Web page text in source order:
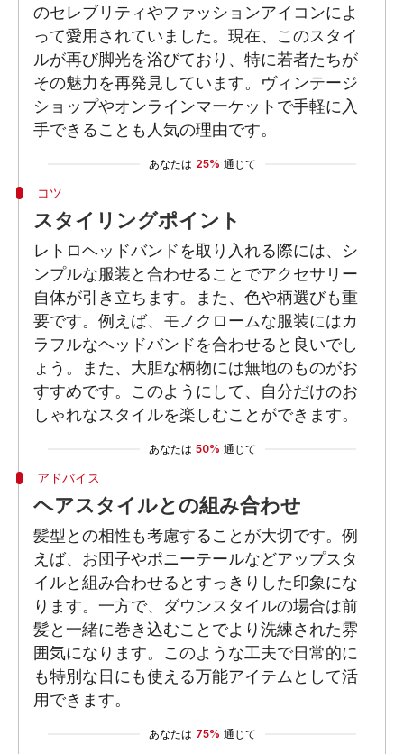
のセレブリティやファッションアイコンによ
って愛用されていました。現在、このスタイ
ルが再び脚光を浴びており、特に若者たちが
その魅力を再発見しています。ヴィンテージ
ショップやオンラインマーケットで手軽に入
手できることも人気の理由です。
あなたは 25% 通じて
コツ
スタイリングポイント
レトロヘッドバンドを取り入れる際には、シ
ンプルな服装と合わせることでアクセサリー
自体が引き立ちます。また、色や柄選びも重
要です。例えば、モノクロームな服装にはカ
ラフルなヘッドバンドを合わせると良いでし
ょう。また、大胆な柄物には無地のものがお
すすめです。このようにして、自分だけのお
しゃれなスタイルを楽しむことができます。
あなたは 50% 通じて
アドバイス
ヘアスタイルとの組み合わせ
髪型との相性も考慮することが大切です。例
えば、お団子やポニーテールなどアップスタ
イルと組み合わせるとすっきりした印象にな
ります。一方で、ダウンスタイルの場合は前
髪と一緒に巻き込むことでより洗練された雰
囲気になります。このような工夫で日常的に
も特別な日にも使える万能アイテムとして活
用できます。
あなたは 75% 通じて